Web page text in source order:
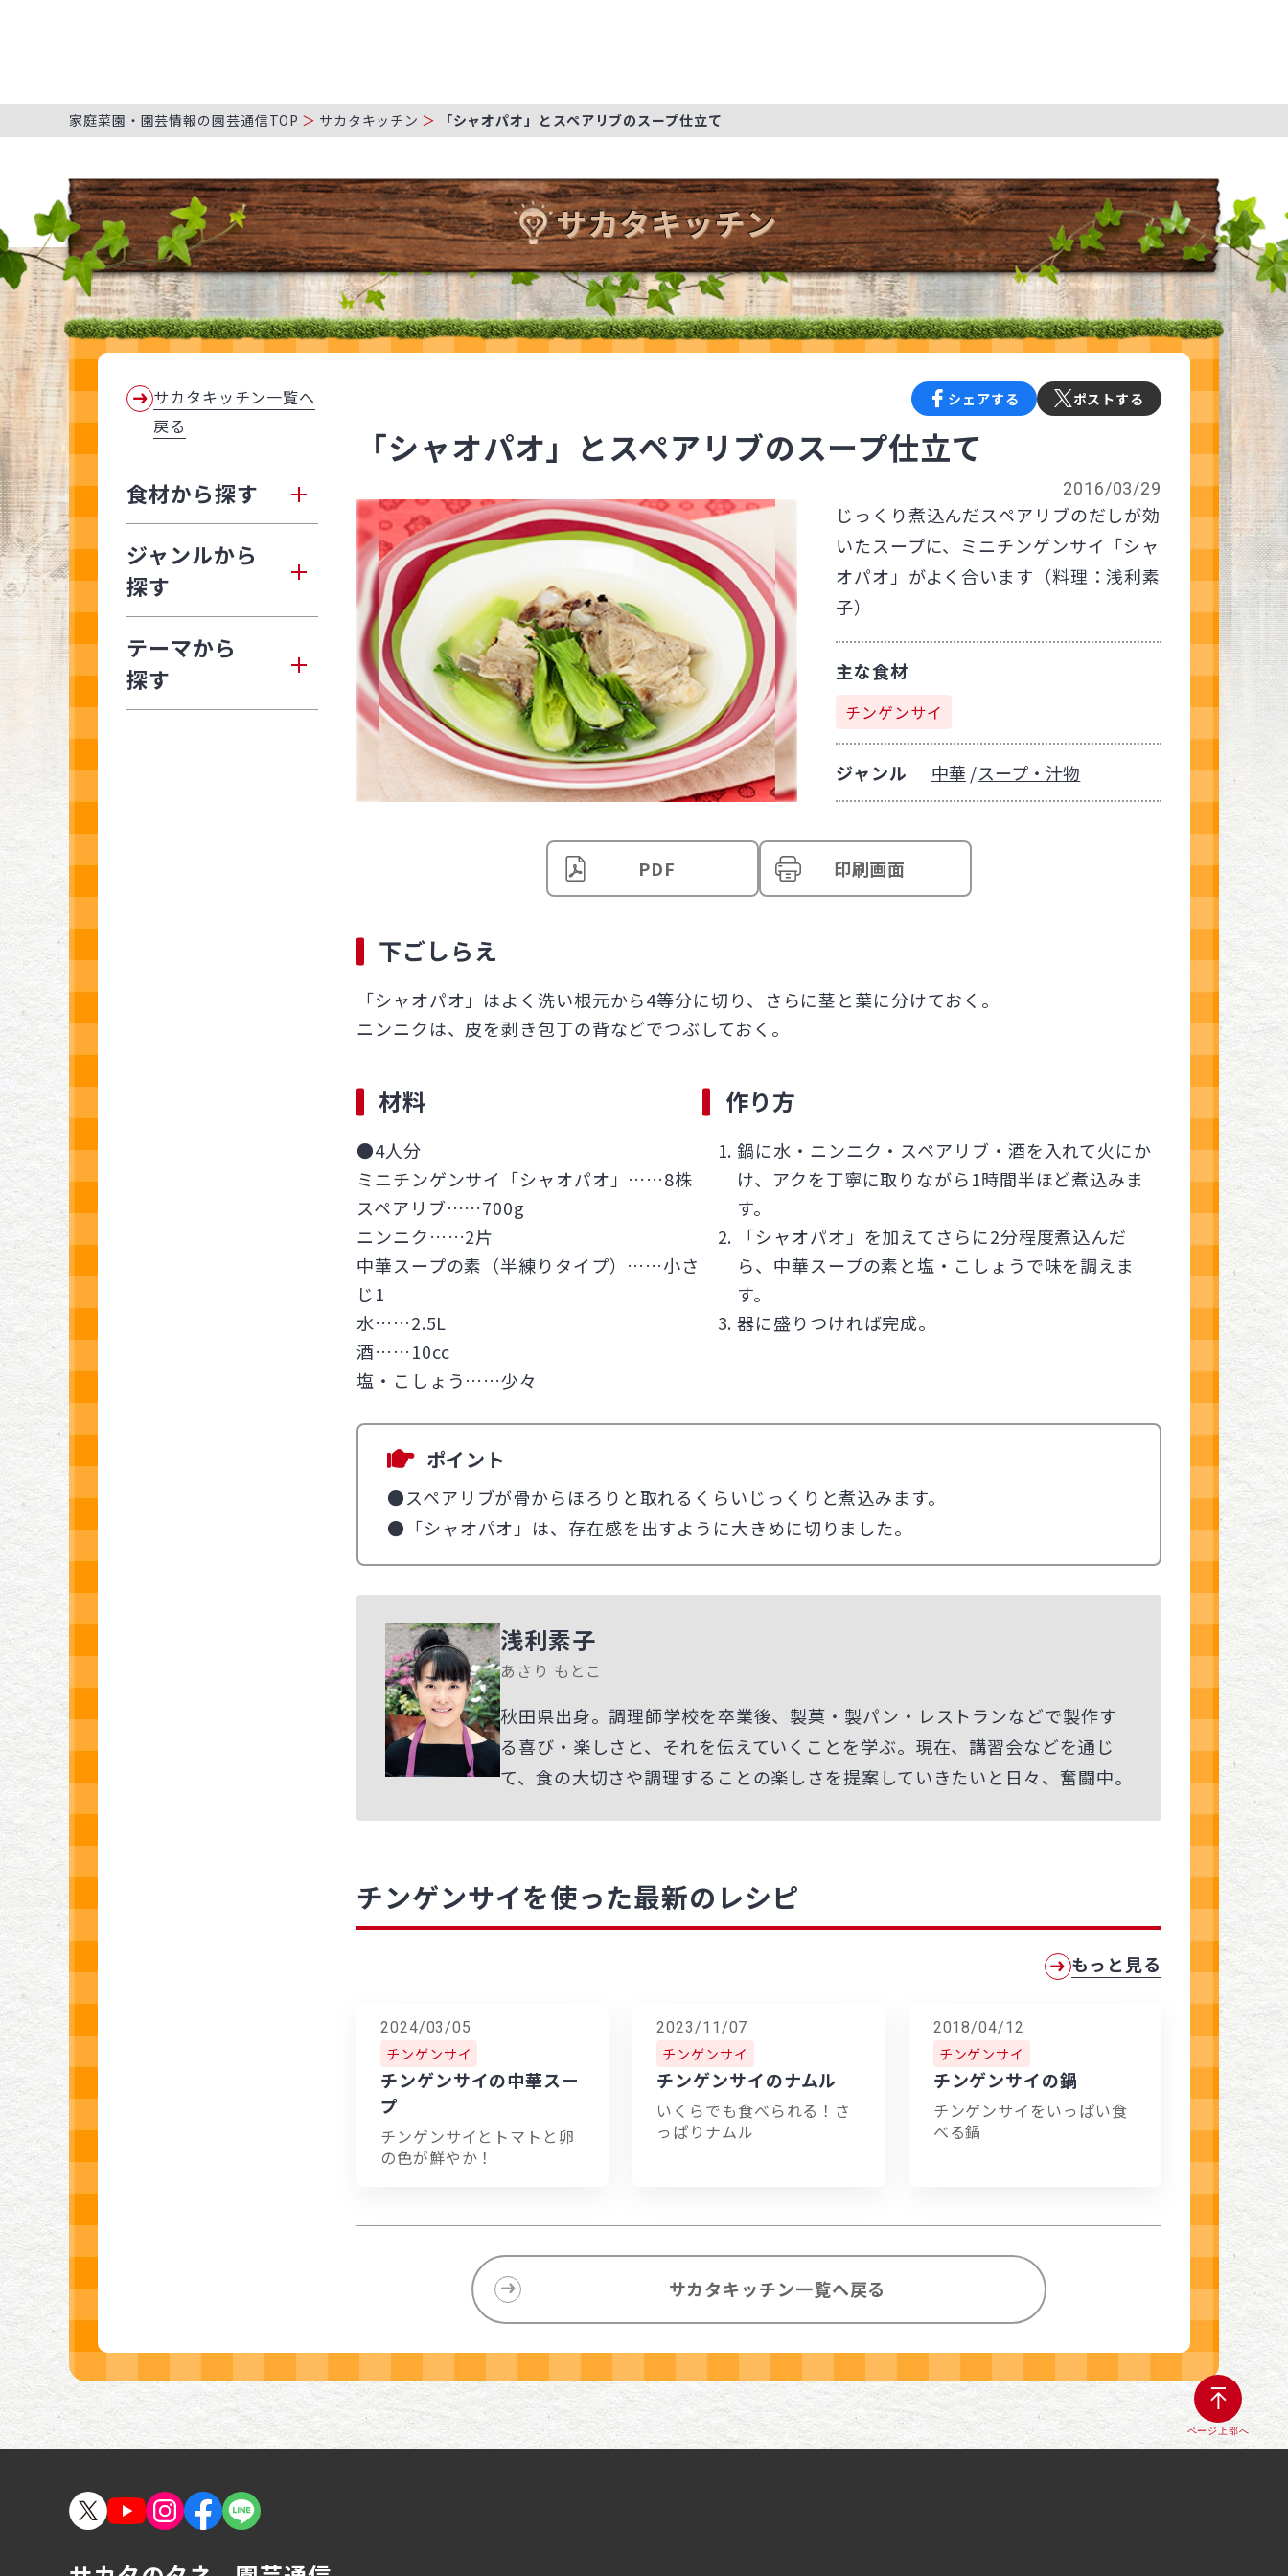
家庭菜園・園芸情報の園芸通信TOP サカタキッチン 「シャオパオ」とスペアリブのスープ仕立て
サカタキッチン
シェアする ポストする
「シャオパオ」とスペアリブのスープ仕立て
2016/03/29
じっくり煮込んだスペアリブのだしが効
いたスープに、ミニチンゲンサイ「シャ
オパオ」がよく合います（料理：浅利素
子）
主な食材
チンゲンサイ
ジャンル 中華 スープ・汁物
PDF 印刷画面
下ごしらえ
「シャオパオ」はよく洗い根元から4等分に切り、さらに茎と葉に分けておく。
ニンニクは、皮を剥き包丁の背などでつぶしておく。
材料
●4人分
ミニチンゲンサイ「シャオパオ」……8株
スペアリブ……700g
ニンニク……2片
中華スープの素（半練りタイプ）……小さ
じ1
水……2.5L
酒……10cc
塩・こしょう……少々
作り方
鍋に水・ニンニク・スペアリブ・酒を入れて火にか
け、アクを丁寧に取りながら1時間半ほど煮込みま
す。
「シャオパオ」を加えてさらに2分程度煮込んだ
ら、中華スープの素と塩・こしょうで味を調えま
す。
器に盛りつければ完成。
ポイント
●スペアリブが骨からほろりと取れるくらいじっくりと煮込みます。
●「シャオパオ」は、存在感を出すように大きめに切りました。
浅利素子
あさり もとこ
秋田県出身。調理師学校を卒業後、製菓・製パン・レストランなどで製作す
る喜び・楽しさと、それを伝えていくことを学ぶ。現在、講習会などを通じ
て、食の大切さや調理することの楽しさを提案していきたいと日々、奮闘中。
チンゲンサイを使った最新のレシピ
もっと見る
2024/03/05
チンゲンサイ
チンゲンサイの中華スー
プ
チンゲンサイとトマトと卵
の色が鮮やか！
2023/11/07
チンゲンサイ
チンゲンサイのナムル
いくらでも食べられる！さ
っぱりナムル
2018/04/12
チンゲンサイ
チンゲンサイの鍋
チンゲンサイをいっぱい食
べる鍋
サカタキッチン一覧へ戻る
サカタキッチン一覧へ
戻る
食材から探す
ジャンルから
探す
テーマから
探す
ページ上部へ